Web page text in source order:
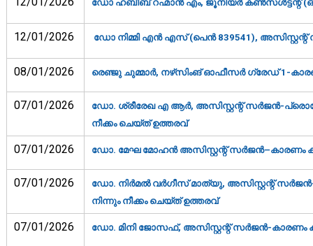
ഡോ ഹബീബ് റഹ്മാൻ എം, ജൂനിയർ കൺസൾട്ടന്റ്
12/01/2026 ഡോ നിമ്മി എൻ എസ് (പെൻ 839541),
08/01/2026 രെഞ്ജു ചുമ്മാര്‍, നഴ്‌സിംങ് ഓഫീസര്‍ ഗ്രേഡ് 1-
07/01/2026
ഡോ. ശ്രീരേഖ എ ആര്‍, അസിസ്റ്റന്റ് സര്‍ജന്‍-
നീക്കം ചെയ്ത് ഉത്തരവ്‌
07/01/2026 ഡോ. മേഘ മോഹന്‍ അസിസ്റ്റന്റ് സര്‍ജന്‍–കാരണം
07/01/2026
ഡോ. നിര്‍മല്‍ വര്‍ഗീസ് മാത്യു, അസിസ്റ്റന്റ്
നിന്നും നീക്കം ചെയ്ത് ഉത്തരവ്‌
07/01/2026 ഡോ. മിനി ജോസഫ്, അസിസ്റ്റന്റ് സര്‍ജന്‍-കാരണം